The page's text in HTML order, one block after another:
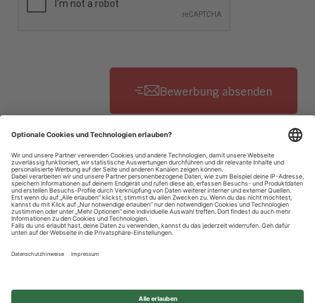
Datenschutzhinweise
Impressum